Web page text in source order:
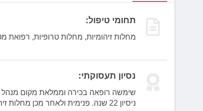
תחומי טיפול:
מחלות זיהומיות, מחלות טרופיות, רפואת
נסיון תעסוקתי:
שימשה רופאה בכירה וממלאת מקום מנהל
ניסיון 22 שנה. פנימית ולאחר מכן מחלות זיהומיות.